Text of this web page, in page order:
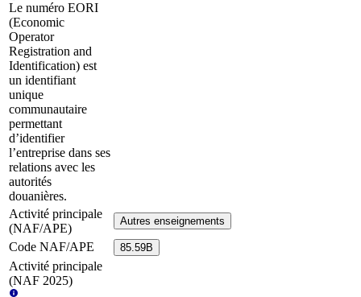
Le numéro EORI
(Economic
Operator
Registration and
Identification) est
un identifiant
unique
communautaire
permettant
d’identifier
l’entreprise dans ses
relations avec les
autorités
douanières.
Activité principale
(NAF/APE)
Autres enseignements
Code NAF/APE 85.59B
Activité principale
(NAF 2025)